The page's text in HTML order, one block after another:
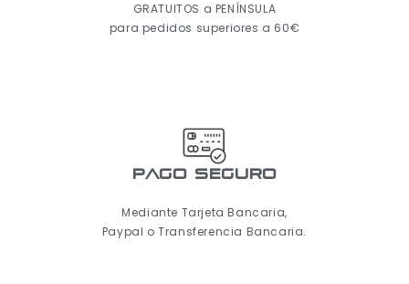
GRATUITOS a PENÍNSULA
para pedidos superiores a 60€
pago seguro
Mediante Tarjeta Bancaria,
Paypal o Transferencia Bancaria.